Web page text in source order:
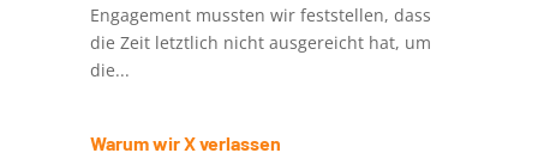
Engagement mussten wir feststellen, dass
die Zeit letztlich nicht ausgereicht hat, um
die...
Warum wir X verlassen